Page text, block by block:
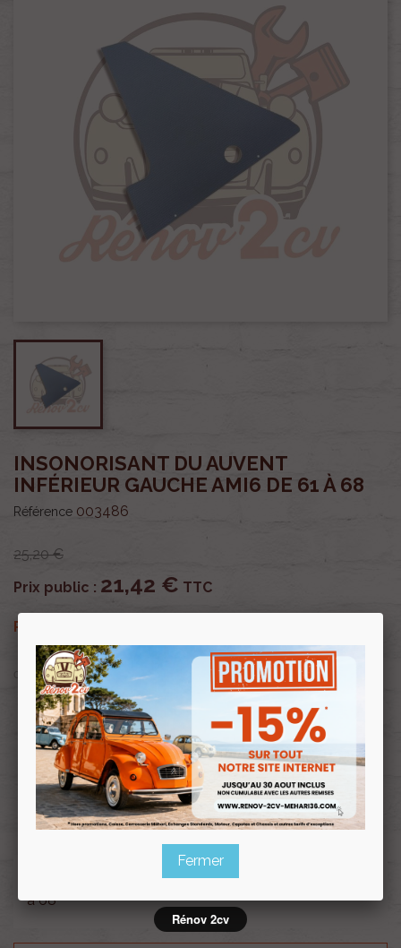
INSONORISANT DU AUVENT
INFÉRIEUR GAUCHE AMI6 DE 61 À 68
Référence 003486
25,20 €
Prix public : 21,42 € TTC
Prix club
OU PAYER EN
Profitez de prix remisés
avec la Carte clubRenov 2cv
Souscrire
au clubRenov 2cv
Insonorisant du auvent inférieur gauche Ami6 de 61
à 68
Fermer
Rénov 2cv